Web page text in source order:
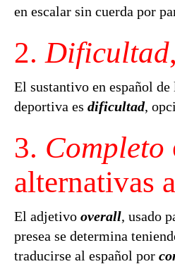
en escalar sin cuerda por
2. Dificultad
El sustantivo en español
deportiva es dificultad,
3. Completo
alternativas a
El adjetivo overall, usado
presea se determina
traducirse al español por